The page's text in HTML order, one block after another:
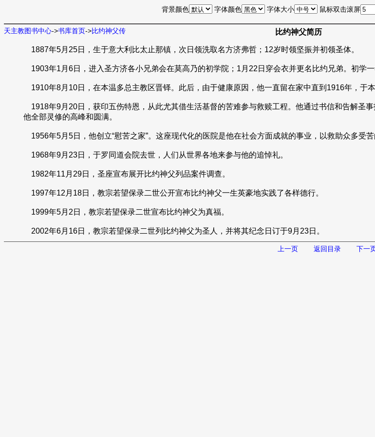
背景颜色 字体颜色 字体大小 鼠标双击滚屏
天主教图书中心->书库首页->比约神父传 比约神父简历
1887年5月25日，生于意大利比太止那镇，次日领洗取名方济弗哲；12岁时领坚振并初领圣体。
1903年1月6日，进入圣方济各小兄弟会在莫高乃的初学院；1月22日穿会衣并更名比约兄弟。初学
1910年8月10日，在本温多总主教区晋铎。此后，由于健康原因，他一直留在家中直到1916年，于
1918年9月20日，获印五伤特恩，从此尤其借生活基督的苦难参与救赎工程。他通过书信和告解圣
他全部灵修的高峰和圆满。
1956年5月5日，他创立“慰苦之家”。这座现代化的医院是他在社会方面成就的事业，以救助众多受苦
1968年9月23日，于罗同道会院去世，人们从世界各地来参与他的追悼礼。
1982年11月29日，圣座宣布展开比约神父列品案件调查。
1997年12月18日，教宗若望保录二世公开宣布比约神父一生英豪地实践了各样德行。
1999年5月2日，教宗若望保录二世宣布比约神父为真福。
2002年6月16日，教宗若望保录二世列比约神父为圣人，并将其纪念日订于9月23日。
上一页 返回目录 下一